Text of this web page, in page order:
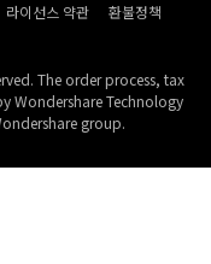
라이선스 약관
환불정책
The order process, tax
Wondershare Technology
group.